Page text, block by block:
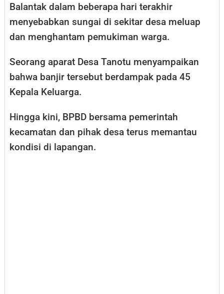
Balantak dalam beberapa hari terakhir
menyebabkan sungai di sekitar desa meluap
dan menghantam pemukiman warga.
Seorang aparat Desa Tanotu menyampaikan
bahwa banjir tersebut berdampak pada 45
Kepala Keluarga.
Hingga kini, BPBD bersama pemerintah
kecamatan dan pihak desa terus memantau
kondisi di lapangan.